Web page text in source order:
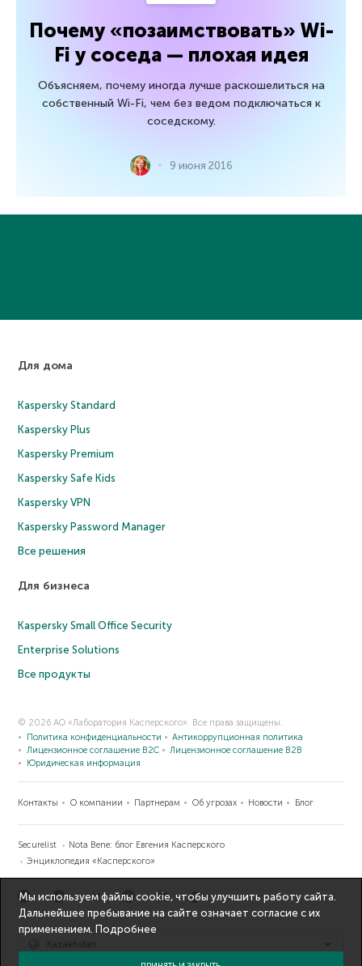
Почему «позаимствовать» Wi-
Fi у соседа — плохая идея
Объясняем, почему иногда лучше раскошелиться на
собственный Wi-Fi, чем без ведом подключаться к
соседскому.
9 июня 2016
Для дома
Kaspersky Standard
Kaspersky Plus
Kaspersky Premium
Kaspersky Safe Kids
Kaspersky VPN
Kaspersky Password Manager
Все решения
Для бизнеса
Kaspersky Small Office Security
Enterprise Solutions
Все продукты
© 2026 АО «Лаборатория Касперского». Все права защищены.
Политика конфиденциальности
Антикоррупционная политика
Лицензионное соглашение B2C
Лицензионное соглашение B2B
Юридическая информация
Контакты О компании Партнерам Об угрозах Новости Блог
Securelist
Nota Bene: блог Евгения Касперского
Энциклопедия «Касперского»
Kazakhstan
Мы используем файлы cookie, чтобы улучшить работу сайта.
Дальнейшее пребывание на сайте означает согласие с их
применением. Подробнее